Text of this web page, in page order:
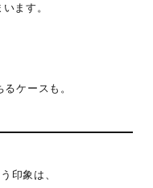
ます。
ケースも。
印象は、